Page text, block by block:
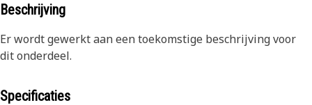
Beschrijving
Er wordt gewerkt aan een toekomstige beschrijving voor
dit onderdeel.
Specificaties